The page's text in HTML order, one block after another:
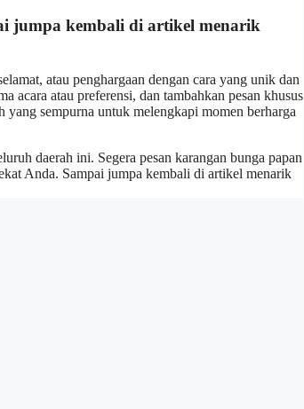
jumpa kembali di artikel menarik
atau penghargaan dengan cara yang unik dan
acara atau preferensi, dan tambahkan pesan khusus
sempurna untuk melengkapi momen berharga
daerah ini. Segera pesan karangan bunga papan
Anda. Sampai jumpa kembali di artikel menarik